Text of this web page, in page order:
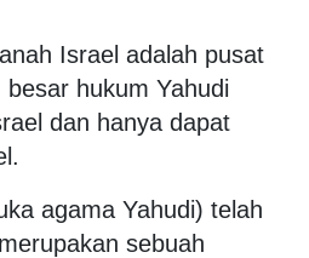
Israel adalah pusat
hukum Yahudi
dan hanya dapat
agama Yahudi) telah
sebuah